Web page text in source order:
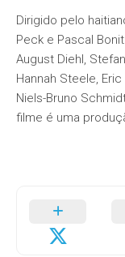
Dirigido pelo
Peck e Pascal
August Diehl,
Hannah Steele,
Niels-Bruno
filme é uma